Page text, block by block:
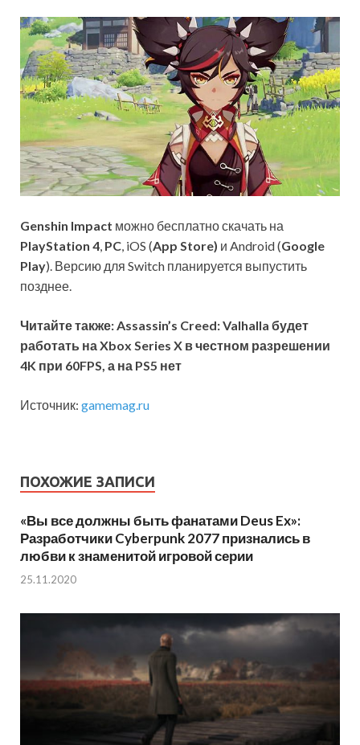
Genshin Impact можно бесплатно скачать на
PlayStation 4, PC, iOS (App Store) и Android (Google
Play). Версию для Switch планируется выпустить
позднее.
Читайте также: Assassin’s Creed: Valhalla будет
работать на Xbox Series X в честном разрешении
4K при 60FPS, а на PS5 нет
Источник: gamemag.ru
ПОХОЖИЕ ЗАПИСИ
«Вы все должны быть фанатами Deus Ex»:
Разработчики Cyberpunk 2077 признались в
любви к знаменитой игровой серии
25.11.2020